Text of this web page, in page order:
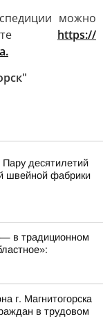
можно
https://
десятилетий
швейной фабрики
— в традиционном
г. Магнитогорска
в трудовом